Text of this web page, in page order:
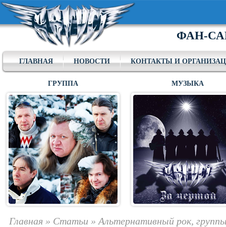
ФАН-
ГЛАВНАЯ НОВОСТИ КОНТАКТЫ И
ГРУППА МУЗЫКА
Главная » Статьи » Альтернативный рок,